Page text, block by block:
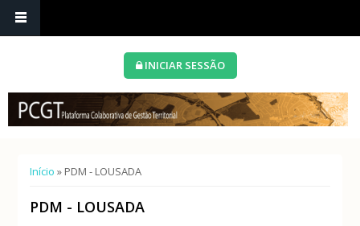
INICIAR SESSÃO
Está aqui
Início » PDM - LOUSADA
PDM - LOUSADA